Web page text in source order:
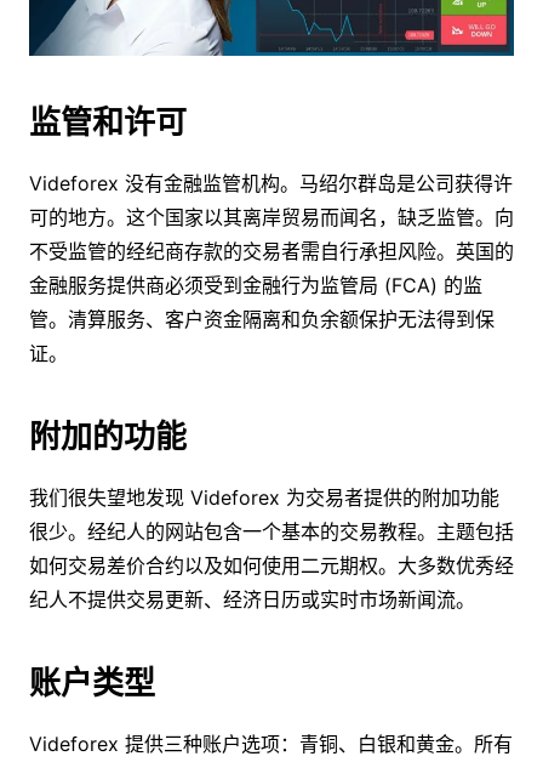
监管和许可
Videforex 没有金融监管机构。马绍尔群岛是公司获得许
可的地方。这个国家以其离岸贸易而闻名，缺乏监管。向
不受监管的经纪商存款的交易者需自行承担风险。英国的
金融服务提供商必须受到金融行为监管局 (FCA) 的监
管。清算服务、客户资金隔离和负余额保护无法得到保
证。
附加的功能
我们很失望地发现 Videforex 为交易者提供的附加功能
很少。经纪人的网站包含一个基本的交易教程。主题包括
如何交易差价合约以及如何使用二元期权。大多数优秀经
纪人不提供交易更新、经济日历或实时市场新闻流。
账户类型
Videforex 提供三种账户选项：青铜、白银和黄金。所有